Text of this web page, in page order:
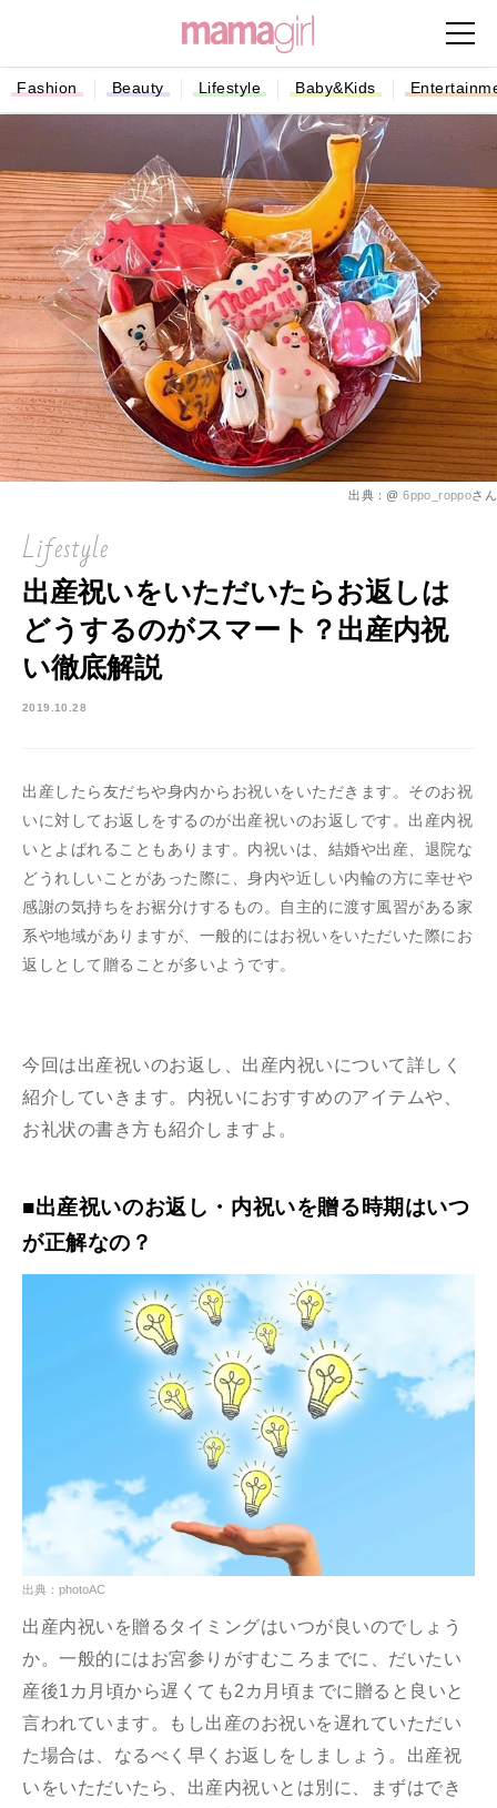
Fashion Beauty Lifestyle Baby&Kids
出典：@ 6ppo_roppoさん
Lifestyle
出産祝いをいただいたらお返しは
どうするのがスマート？出産内祝
い徹底解説
2019.10.28
出産したら友だちや身内からお祝いをいただきます。そのお祝
いに対してお返しをするのが出産祝いのお返しです。出産内祝
いとよばれることもあります。内祝いは、結婚や出産、退院な
どうれしいことがあった際に、身内や近しい内輪の方に幸せや
感謝の気持ちをお裾分けするもの。自主的に渡す風習がある家
系や地域がありますが、一般的にはお祝いをいただいた際にお
返しとして贈ることが多いようです。
今回は出産祝いのお返し、出産内祝いについて詳しく
紹介していきます。内祝いにおすすめのアイテムや、
お礼状の書き方も紹介しますよ。
■出産祝いのお返し・内祝いを贈る時期はいつ
が正解なの？
出典：photoAC
出産内祝いを贈るタイミングはいつが良いのでしょう
か。一般的にはお宮参りがすむころまでに、だいたい
産後1カ月頃から遅くても2カ月頃までに贈ると良いと
言われています。もし出産のお祝いを遅れていただい
た場合は、なるべく早くお返しをしましょう。出産祝
いをいただいたら、出産内祝いとは別に、まずはでき